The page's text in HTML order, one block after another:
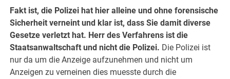
Fakt ist, die Polizei hat hier alleine und ohne forensische
Sicherheit verneint und klar ist, dass Sie damit diverse
Gesetze verletzt hat. Herr des Verfahrens ist die
Staatsanwaltschaft und nicht die Polizei. Die Polizei ist
nur da um die Anzeige aufzunehmen und nicht um
Anzeigen zu verneinen dies muesste durch die